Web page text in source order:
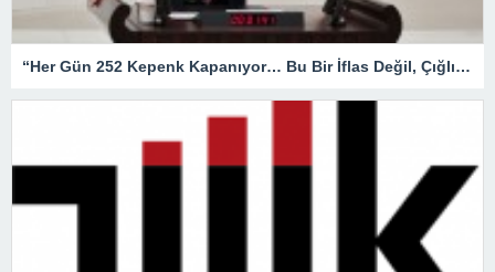
“Her Gün 252 Kepenk Kapanıyor… Bu Bir İflas Değil, Çığlıktır!”